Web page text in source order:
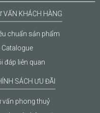
VẤN KHÁCH HÀNG
chuẩn sản phẩm
Catalogue
đáp liên quan
SÁCH ƯU ĐÃI
vấn phong thuỷ